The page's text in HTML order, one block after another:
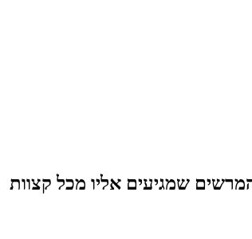
לילות עם מלון רדיסון בלו המפואר 5 כוכבים עם הקזינו המרשים שמגיעים אליו מכל קצוות